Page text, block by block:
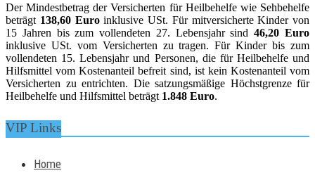
Der Mindestbetrag der Versicherten für Heilbehelfe wie Sehbehelfe
beträgt 138,60 Euroinklusive USt. Für mitversicherte Kinder von
15 Jahren bis zum vollendeten 27. Lebensjahr sind46,20 Euro
inklusive USt. vom Versicherten zu tragen. Für Kinder bis zum
vollendeten 15. Lebensjahr und Personen, die für Heilbehelfe und
Hilfsmittel vom Kostenanteil befreit sind, ist kein Kostenanteil vom
Versicherten zu entrichten. Die satzungsmäßige Höchstgrenze für
Heilbehelfe und Hilfsmittel beträgt 1.848 Euro.
VIP Links
Home